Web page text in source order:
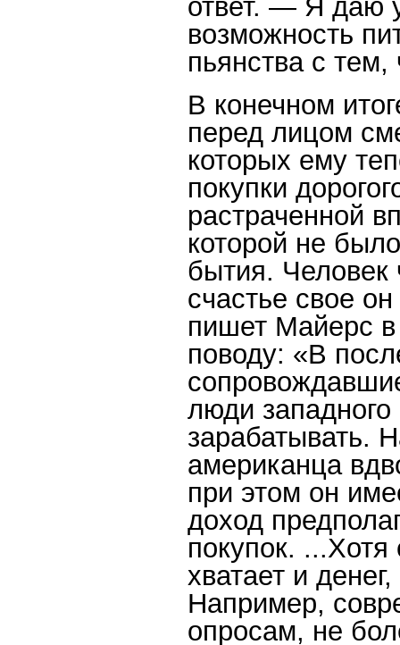
ответ. — Я даю
возможность
пьянства с
В конечном
перед лицом
которых ему
покупки
растраченной
которой не
бытия. Человек
счастье свое
пишет Майерс в
поводу: «В
люди
зарабатывать.
американца
при этом он
доход
покупок.
хватает и
Например,
опросам, не